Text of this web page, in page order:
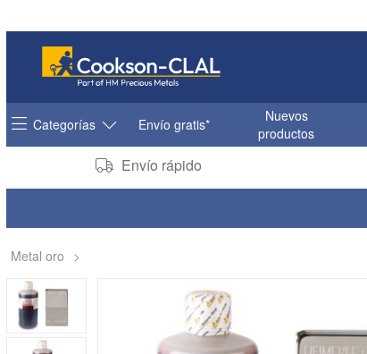
Categorías Envío gratis*
Nuevos
productos
Envío rápido
Metal oro >